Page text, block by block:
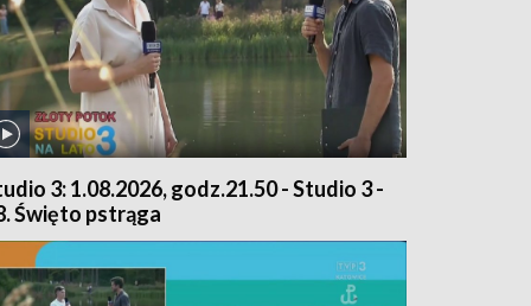
3: 1.08.2026, godz.21.50 - Studio 3 -
Święto pstrąga